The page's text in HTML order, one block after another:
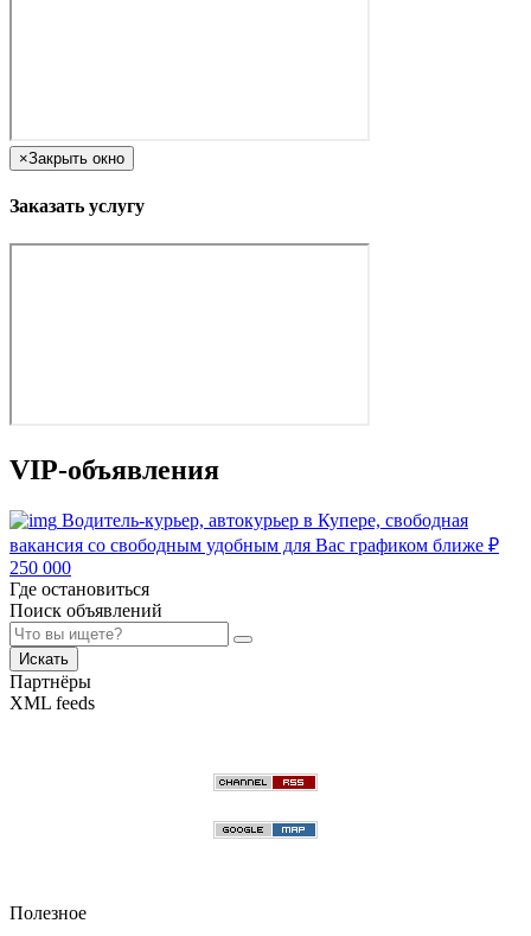
×Закрыть окно
Заказать услугу
VIP-объявления
Водитель-курьер, автокурьер в Купере, свободная
вакансия со свободным удобным для Вас графиком ближе ₽
250 000
Где остановиться
Поиск объявлений
Искать
Партнёры
XML feeds
Полезное